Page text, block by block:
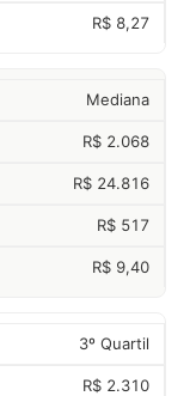
R$ 8,27
Mediana
R$ 2.068
R$ 24.816
R$ 517
R$ 9,40
3º Quartil
R$ 2.310